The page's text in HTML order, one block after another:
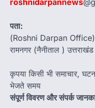
roshnidarpannews
पता:
(Roshni Darpan Office)
रामनगर (नैनीताल )
कृपया किसी भी समाचार,
भेजते समय
संपूर्ण विवरण और संपर्क